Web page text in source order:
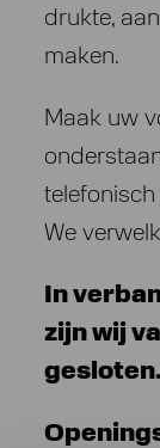
drukte,
maken.
Maak uw
We
In
zijn wij
gesloten.